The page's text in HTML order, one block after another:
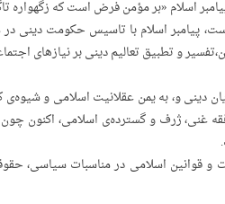
اسلام‌ «بر مؤ‌من‌ فرض‌ است‌ که‌ زگهواره‌
پیامبر اسلام‌ با تاسیس‌ حکومت‌ دینی‌ در
و تطبیق‌ تعالیم‌ دینی‌ بر نیازهای‌
و، به‌ یمن‌ عقلانیت‌ اسلامی‌ و شیوه‌ی‌
غنی، ژرف‌ و گسترده‌ی‌ اسلامی، اکنون‌
و قوانین‌ اسلامی‌ در مناسبات‌ سیاسی،